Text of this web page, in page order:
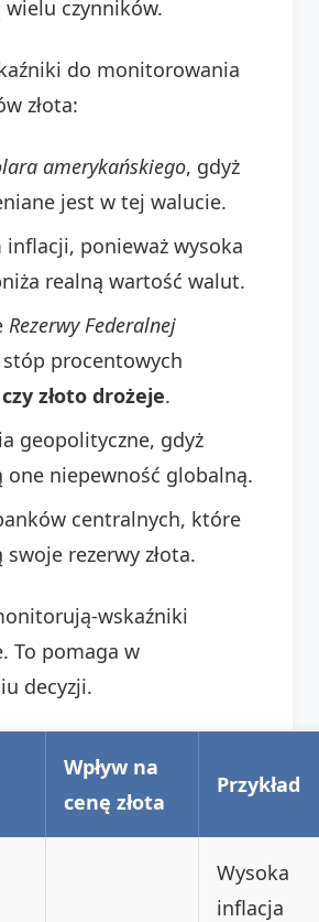
wielu czynników.
do monitorowania
złota:
amerykańskiego, gdyż
jest w tej walucie.
inflacji, ponieważ wysoka
realną wartość walut.
Rezerwy Federalnej
stóp procentowych
czy złoto drożeje.
geopolityczne, gdyż
one niepewność globalną.
centralnych, które
swoje rezerwy złota.
wskaźniki
To pomaga w
decyzji.
Wpływ na
cenę złota
Przykład
Wysoka
inflacja